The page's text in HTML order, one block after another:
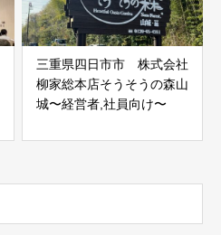
三重県四日市市 株式会社
柳家総本店そうそうの森山
城〜経営者,社員向け〜